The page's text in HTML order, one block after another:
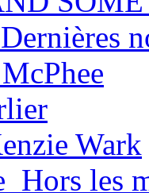
Wark
les